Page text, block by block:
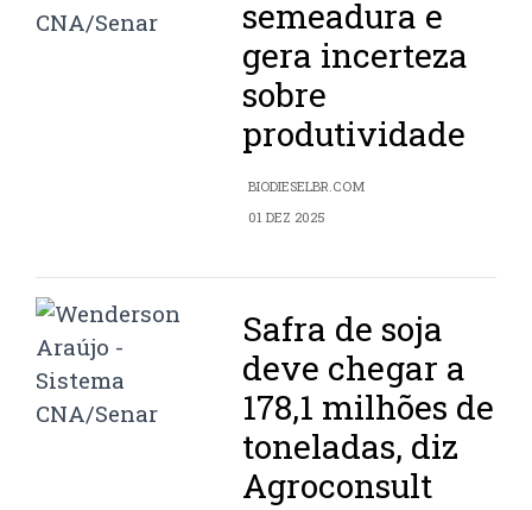
semeadura e
gera incerteza
sobre
produtividade
BIODIESELBR.COM
01 DEZ 2025
Safra de soja
deve chegar a
178,1 milhões de
toneladas, diz
Agroconsult